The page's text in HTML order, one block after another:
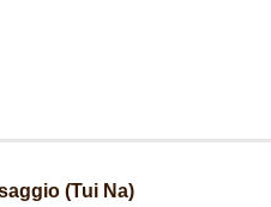
(Tui Na)